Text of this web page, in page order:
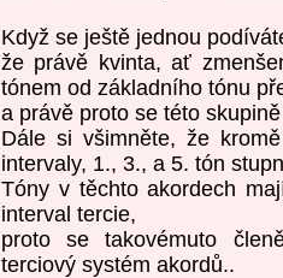
Když se ještě jednou
že právě kvinta, ať
tónem od základního tónu
a právě proto se této
Dále si všimněte, že
intervaly, 1., 3., a 5. tón
Tóny v těchto akordech
interval tercie,
proto se takovémuto
terciový systém akordů..